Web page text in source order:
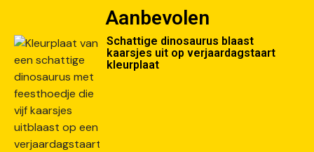
Aanbevolen
Schattige dinosaurus blaast
kaarsjes uit op verjaardagstaart
kleurplaat